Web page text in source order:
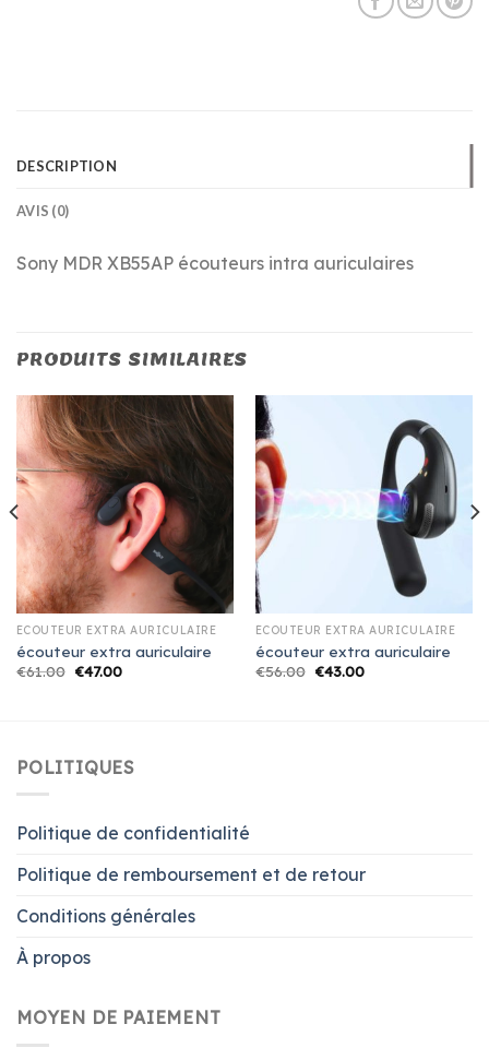
DESCRIPTION
AVIS (0)
Sony MDR XB55AP écouteurs intra auriculaires
PRODUITS SIMILAIRES
ÉCOUTEUR EXTRA AURICULAIRE
écouteur extra auriculaire
€61.00 €47.00
ÉCOUTEUR EXTRA AURICULAIRE
écouteur extra auriculaire
€56.00 €43.00
POLITIQUES
Politique de confidentialité
Politique de remboursement et de retour
Conditions générales
À propos
MOYEN DE PAIEMENT